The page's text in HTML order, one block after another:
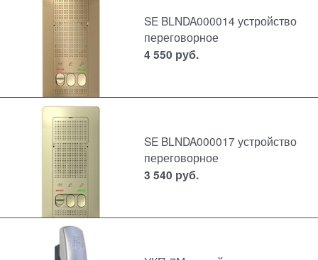
SE BLNDA000014 устройство
переговорное
4 550 руб.
SE BLNDA000017 устройство
переговорное
3 540 руб.